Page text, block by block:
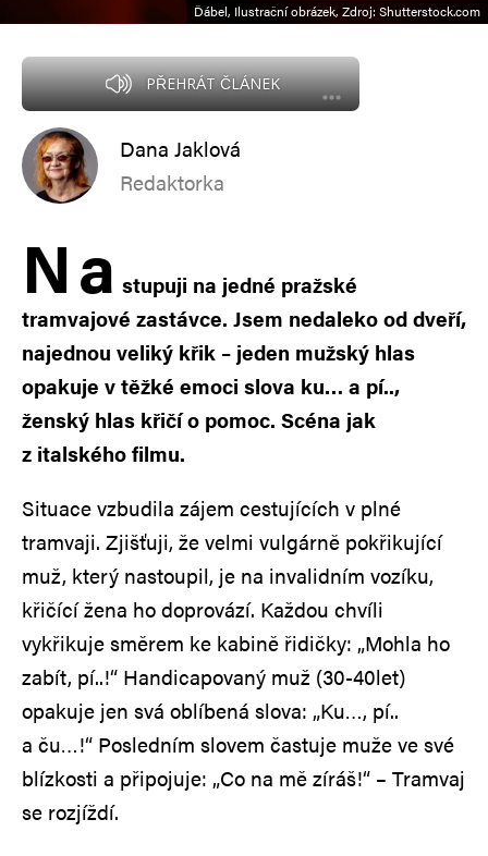
Ďábel, Ilustrační obrázek, Zdroj: Shutterstock.com
PŘEHRÁT ČLÁNEK
Dana Jaklová
Redaktorka
Na stupuji na jedné pražské
tramvajové zastávce. Jsem nedaleko od dveří,
najednou veliký křik – jeden mužský hlas
opakuje v těžké emoci slova ku… a pí..,
ženský hlas křičí o pomoc. Scéna jak
z italského filmu.
Situace vzbudila zájem cestujících v plné
tramvaji. Zjišťuji, že velmi vulgárně pokřikující
muž, který nastoupil, je na invalidním vozíku,
křičící žena ho doprovází. Každou chvíli
vykřikuje směrem ke kabině řidičky: „Mohla ho
zabít, pí..!“ Handicapovaný muž (30-40let)
opakuje jen svá oblíbená slova: „Ku…, pí..
a ču…!“ Posledním slovem častuje muže ve své
blízkosti a připojuje: „Co na mě zíráš!“ – Tramvaj
se rozjíždí.